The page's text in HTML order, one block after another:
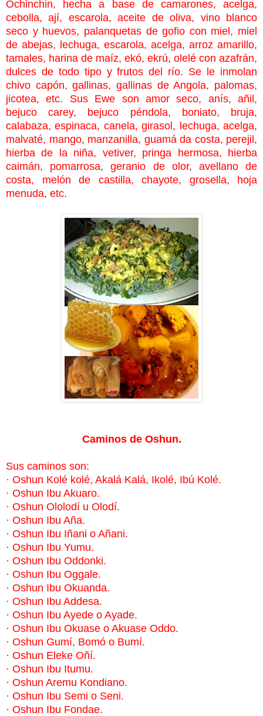
Ochinchin, hecha a base de camarones, acelga,
cebolla, ají, escarola, aceite de oliva, vino blanco
seco y huevos, palanquetas de gofio con miel, miel
de abejas, lechuga, escarola, acelga, arroz amarillo,
tamales, harina de maíz, ekó, ekrú, olelé con azafrán,
dulces de todo tipo y frutos del río. Se le inmolan
chivo capón, gallinas, gallinas de Angola, palomas,
jicotea, etc. Sus Ewe son amor seco, anís, añil,
bejuco carey, bejuco péndola, boniato, bruja,
calabaza, espinaca, canela, girasol, lechuga, acelga,
malvaté, mango, manzanilla, guamá da costa, perejil,
hierba de la niña, vetiver, pringa hermosa, hierba
caimán, pomarrosa, geranio de olor, avellano de
costa, melón de castilla, chayote, grosella, hoja
menuda, etc.
Caminos de Oshun.
Sus caminos son:
· Oshun Kolé kolé, Akalá Kalá, Ikolé, Ibú Kolé.
· Oshun Ibu Akuaro.
· Oshun Ololodí u Olodí.
· Oshun Ibu Aña.
· Oshun Ibu Iñani o Añani.
· Oshun Ibu Yumu.
· Oshun Ibu Oddonki.
· Oshun Ibu Oggale.
· Oshun Ibu Okuanda.
· Oshun Ibu Addesa.
· Oshun Ibu Ayede o Ayade.
· Oshun Ibu Okuase o Akuase Oddo.
· Oshun Gumí, Bomó o Bumí.
· Oshun Eleke Oñí.
· Oshun Ibu Itumu.
· Oshun Aremu Kondiano.
· Oshun Ibu Semi o Seni.
· Oshun Ibu Fondae.